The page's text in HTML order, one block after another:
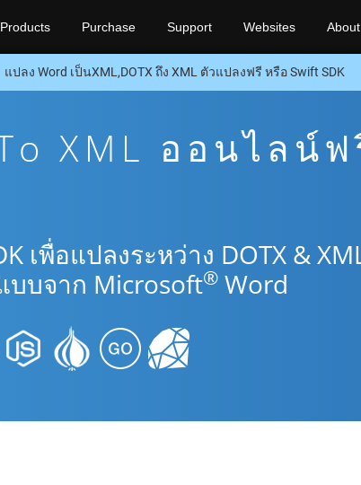
Products Purchase Support Websites About
แปลง Word เป็นXML,DOTX ถึง XML ตัวแปลงฟรี หรือ Swift SDK
XML ออนไลน์ฟ
เพื่อแปลงระหว่าง DOTX &
บจาก Microsoft® Word